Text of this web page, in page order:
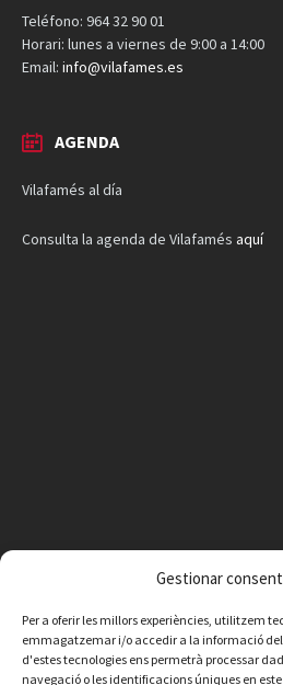
Gestionar
Per a oferir les millors experiències, utilitzem
emmagatzemar i/o accedir a la informació
d'estes tecnologies ens permetrà processar
navegació o les identificacions úniques en
Teléfono: 964 32 90 01
Horari: lunes a viernes de 9:00 a 14:00
Email: info@vilafames.es
AGENDA
Vilafamés al día
Consulta la agenda de Vilafamés aquí
Facebook X
Contacte Avís legal Política de